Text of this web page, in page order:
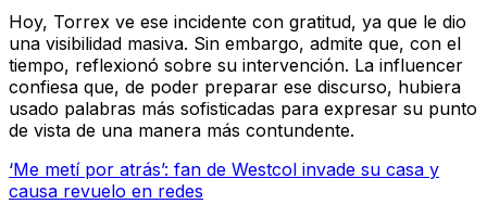
Hoy, Torrex ve ese incidente con gratitud, ya que le dio
una visibilidad masiva. Sin embargo, admite que, con el
tiempo, reflexionó sobre su intervención. La influencer
confiesa que, de poder preparar ese discurso, hubiera
usado palabras más sofisticadas para expresar su punto
de vista de una manera más contundente.
‘Me metí por atrás’: fan de Westcol invade su casa y
causa revuelo en redes